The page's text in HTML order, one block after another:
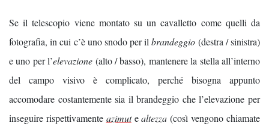
Se il telescopio viene montato su un cavalletto come quelli da
fotografia, in cui c’è uno snodo per ilbrandeggio (destra / sinistra)
e uno per l’elevazione (alto / basso), mantenere la stella all’interno
del campo visivo è complicato, perché bisogna appunto
accomodare costantemente sia il brandeggio che l’elevazione per
inseguire rispettivamente azimutealtezza (così vengono chiamate